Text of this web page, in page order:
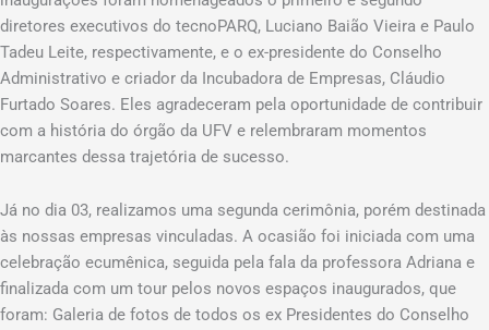
diretores executivos do tecnoPARQ, Luciano Baião Vieira e Paulo
Tadeu Leite, respectivamente, e o ex-presidente do Conselho
Administrativo e criador da Incubadora de Empresas, Cláudio
Furtado Soares. Eles agradeceram pela oportunidade de contribuir
com a história do órgão da UFV e relembraram momentos
marcantes dessa trajetória de sucesso.
Já no dia 03, realizamos uma segunda cerimônia, porém destinada
às nossas empresas vinculadas. A ocasião foi iniciada com uma
celebração ecumênica, seguida pela fala da professora Adriana e
finalizada com um tour pelos novos espaços inaugurados, que
foram: Galeria de fotos de todos os ex Presidentes do Conselho